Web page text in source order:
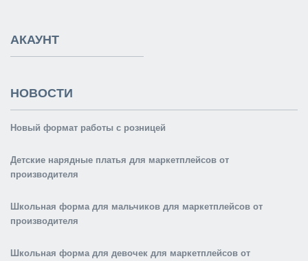
АКАУНТ
НОВОСТИ
Новый формат работы с розницей
Детские нарядные платья для маркетплейсов от
производителя
Школьная форма для мальчиков для маркетплейсов от
производителя
Школьная форма для девочек для маркетплейсов от